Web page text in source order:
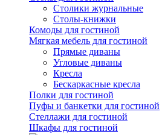
Столики журнальные
Столы-книжки
Комоды для гостиной
Мягкая мебель для гостиной
Прямые диваны
Угловые диваны
Кресла
Бескаркасные кресла
Полки для гостиной
Пуфы и банкетки для гостиной
Стеллажи для гостиной
Шкафы для гостиной